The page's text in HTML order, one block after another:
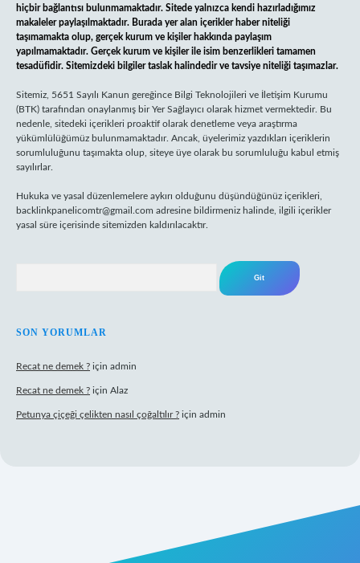
hiçbir bağlantısı bulunmamaktadır. Sitede yalnızca kendi hazırladığımız
makaleler paylaşılmaktadır. Burada yer alan içerikler haber niteliği
taşımamakta olup, gerçek kurum ve kişiler hakkında paylaşım
yapılmamaktadır. Gerçek kurum ve kişiler ile isim benzerlikleri tamamen
tesadüfidir. Sitemizdeki bilgiler taslak halindedir ve tavsiye niteliği taşımazlar.
Sitemiz, 5651 Sayılı Kanun gereğince Bilgi Teknolojileri ve İletişim Kurumu
(BTK) tarafından onaylanmış bir Yer Sağlayıcı olarak hizmet vermektedir. Bu
nedenle, sitedeki içerikleri proaktif olarak denetleme veya araştırma
yükümlülüğümüz bulunmamaktadır. Ancak, üyelerimiz yazdıkları içeriklerin
sorumluluğunu taşımakta olup, siteye üye olarak bu sorumluluğu kabul etmiş
sayılırlar.
Hukuka ve yasal düzenlemelere aykırı olduğunu düşündüğünüz içerikleri,
backlinkpanelicomtr@gmail.com adresine bildirmeniz halinde, ilgili içerikler
yasal süre içerisinde sitemizden kaldırılacaktır.
SON YORUMLAR
Recat ne demek ? için admin
Recat ne demek ? için Alaz
Petunya çiçeği çelikten nasıl çoğaltılır ? için admin